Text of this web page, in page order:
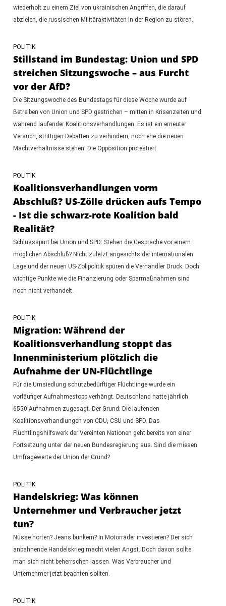
wiederholt zu einem Ziel von ukrainischen Angriffen, die darauf
abzielen, die russischen Militäraktivitäten in der Region zu stören.
POLITIK
Stillstand im Bundestag: Union und SPD
streichen Sitzungswoche – aus Furcht
vor der AfD?
Die Sitzungswoche des Bundestags für diese Woche wurde auf
Betreiben von Union und SPD gestrichen – mitten in Krisenzeiten und
während laufender Koalitionsverhandlungen. Es ist ein erneuter
Versuch, strittigen Debatten zu verhindern, noch ehe die neuen
Machtverhältnisse stehen. Die Opposition protestiert.
POLITIK
Koalitionsverhandlungen vorm
Abschluß? US-Zölle drücken aufs Tempo
- Ist die schwarz-rote Koalition bald
Realität?
Schlussspurt bei Union und SPD: Stehen die Gespräche vor einem
möglichen Abschluß? Nicht zuletzt angesichts der internationalen
Lage und der neuen US-Zollpolitik spüren die Verhandler Druck. Doch
wichtige Punkte wie die Finanzierung oder Sparmaßnahmen sind
noch nicht verhandelt.
POLITIK
Migration: Während der
Koalitionsverhandlung stoppt das
Innenministerium plötzlich die
Aufnahme der UN-Flüchtlinge
Für die Umsiedlung schutzbedürftiger Flüchtlinge wurde ein
vorläufiger Aufnahmestopp verhängt. Deutschland hatte jährlich
6550 Aufnahmen zugesagt. Der Grund: Die laufenden
Koalitionsverhandlungen von CDU, CSU und SPD. Das
Flüchtlingshilfswerk der Vereinten Nationen geht bereits von einer
Fortsetzung unter der neuen Bundesregierung aus. Sind die miesen
Umfragewerte der Union der Grund?
POLITIK
Handelskrieg: Was können
Unternehmer und Verbraucher jetzt
tun?
Nüsse horten? Jeans bunkern? In Motorräder investieren? Der sich
anbahnende Handelskrieg macht vielen Angst. Doch davon sollte
man sich nicht beherrschen lassen. Was Verbraucher und
Unternehmer jetzt beachten sollten.
POLITIK